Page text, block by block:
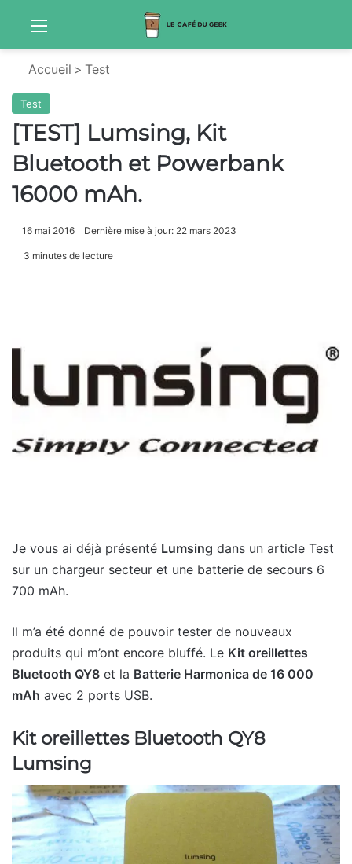
Accueil > Test
Test
[TEST] Lumsing, Kit
Bluetooth et Powerbank
16000 mAh.
16 mai 2016 Dernière mise à jour: 22 mars 2023
3 minutes de lecture
Je vous ai déjà présenté Lumsing dans un article Test
sur un chargeur secteur et une batterie de secours 6
700 mAh.
Il m’a été donné de pouvoir tester de nouveaux
produits qui m’ont encore bluffé. Le Kit oreillettes
Bluetooth QY8 et la Batterie Harmonica de 16 000
mAh avec 2 ports USB.
Kit oreillettes Bluetooth QY8
Lumsing